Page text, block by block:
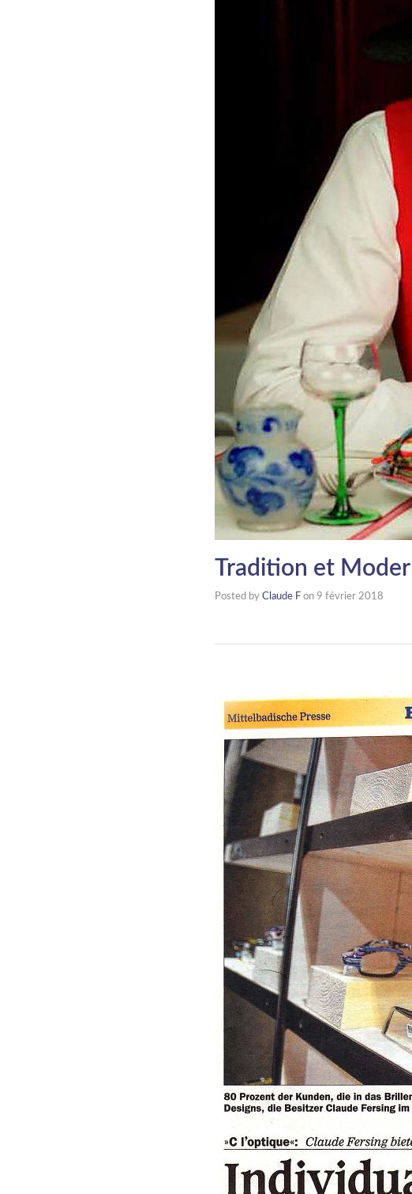
Tradition et
Posted by Claude F on 9 février 2018